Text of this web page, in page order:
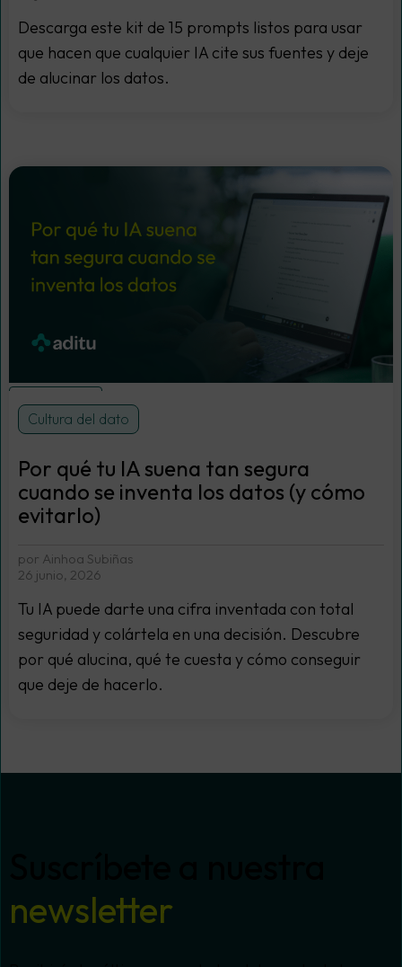
Descarga este kit de 15 prompts listos para usar
que hacen que cualquier IA cite sus fuentes y deje
de alucinar los datos.
Cultura del dato
Por qué tu IA suena tan segura
cuando se inventa los datos (y cómo
evitarlo)
por Ainhoa Subiñas
26 junio, 2026
Tu IA puede darte una cifra inventada con total
seguridad y colártela en una decisión. Descubre
por qué alucina, qué te cuesta y cómo conseguir
que deje de hacerlo.
newsletter